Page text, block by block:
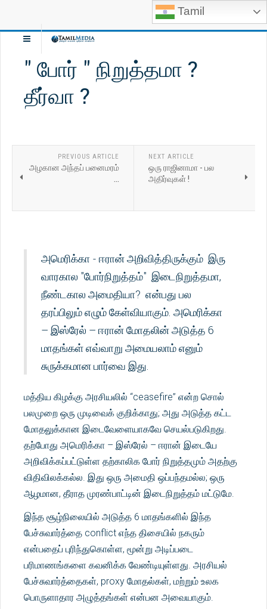
Tamil
" போர் " நிறுத்தமா ?
தீர்வா ?
PREVIOUS ARTICLE
அழகான அந்தப் பனைமரம்
...
NEXT ARTICLE
ஒரு ராஜினாமா - பல
அதிர்வுகள் !
அமெரிக்கா - ஈரான் அறிவித்திருக்கும் இரு
வாரகால "போர்நிறுத்தம்" இடைநிறுத்தமா,
நீண்டகால அமைதியா? என்பது பல
தரப்பிலும் எழும் கேள்வியாகும். அமெரிக்கா
– இஸ்ரேல் – ஈரான் மோதலின் அடுத்த 6
மாதங்கள் எவ்வாறு அமையலாம் எனும்
சுருக்கமான பார்வை இது.
மத்திய கிழக்கு அரசியலில் “ceasefire” என்ற சொல்
பலமுறை ஒரு முடிவைக் குறிக்காது; அது அடுத்த கட்ட
மோதலுக்கான இடைவேளையாகவே செயல்படுகிறது.
தற்போது அமெரிக்கா – இஸ்ரேல் – ஈரான் இடையே
அறிவிக்கப்பட்டுள்ள தற்காலிக போர் நிறுத்தமும் அதற்கு
விதிவிலக்கல்ல. இது ஒரு அமைதி ஒப்பந்தமல்ல; ஒரு
ஆழமான, தீராத முரண்பாட்டின் இடைநிறுத்தம் மட்டுமே.
இந்த சூழ்நிலையில் அடுத்த 6 மாதங்களில் இந்த
பேச்சுவார்த்தை conflict எந்த திசையில் நகரும்
என்பதைப் புரிந்துகொள்ள, மூன்று அடிப்படை
பரிமாணங்களை கவனிக்க வேண்டியுள்ளது. அரசியல்
பேச்சுவார்த்தைகள், proxy மோதல்கள், மற்றும் உலக
பொருளாதார அழுத்தங்கள் என்பன அவையாகும்.